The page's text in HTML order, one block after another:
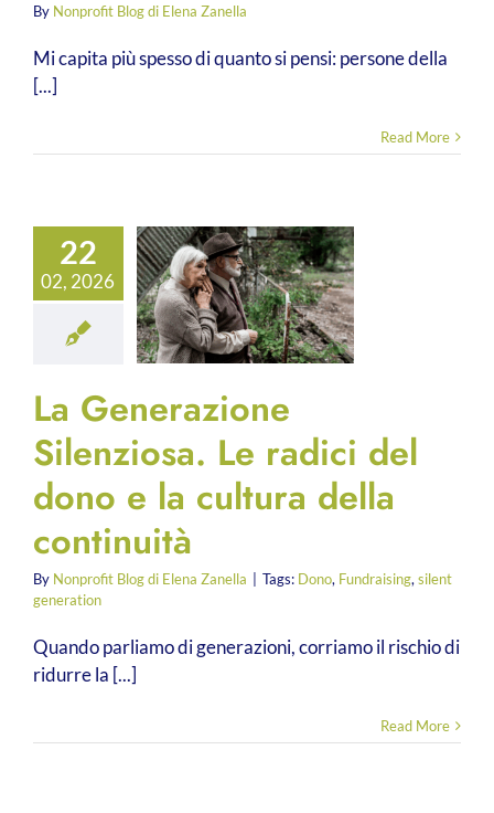
By Nonprofit Blog di Elena Zanella
Mi capita più spesso di quanto si pensi: persone della
[...]
Read More
22
02, 2026
La Generazione
Silenziosa. Le radici del
dono e la cultura della
continuità
By Nonprofit Blog di Elena Zanella Tags: Dono, Fundraising, silent
generation
Quando parliamo di generazioni, corriamo il rischio di
ridurre la [...]
Read More